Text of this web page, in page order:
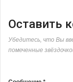
Оставить
Убедитесь, что Вы
помеченные